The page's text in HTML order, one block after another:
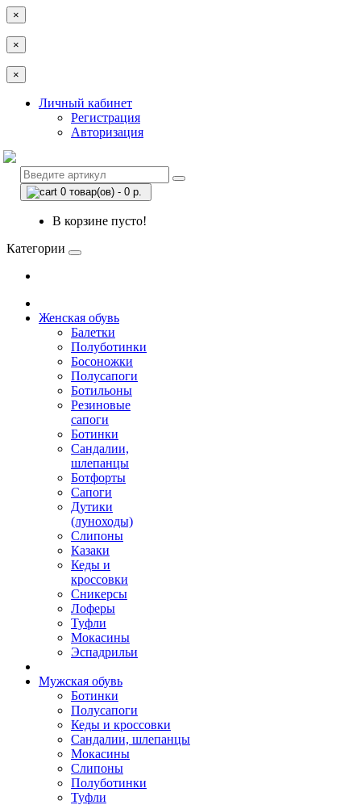
×
×
×
Личный кабинет
Регистрация
Авторизация
0 товар(ов) - 0 р.
В корзине пусто!
Категории
Женская обувь
Балетки
Полуботинки
Босоножки
Полусапоги
Ботильоны
Резиновые
сапоги
Ботинки
Сандалии,
шлепанцы
Ботфорты
Сапоги
Дутики
(луноходы)
Слипоны
Казаки
Кеды и
кроссовки
Сникерсы
Лоферы
Туфли
Мокасины
Эспадрильи
Мужская обувь
Ботинки
Полусапоги
Кеды и кроссовки
Сандалии, шлепанцы
Мокасины
Слипоны
Полуботинки
Туфли